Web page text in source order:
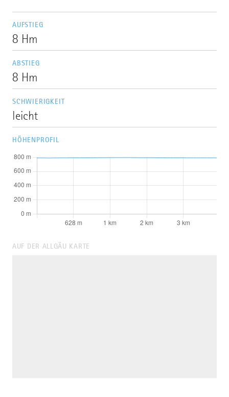
AUFSTIEG
8 Hm
ABSTIEG
8 Hm
SCHWIERIGKEIT
leicht
HÖHENPROFIL
AUF DER ALLGÄU KARTE